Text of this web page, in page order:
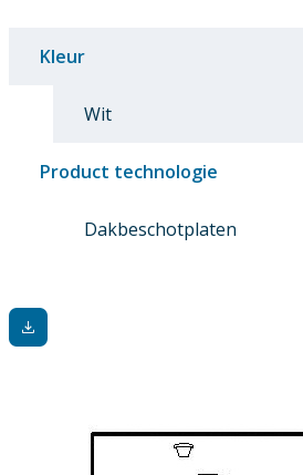
Kleur
Wit
Product technologie
Dakbeschotplaten